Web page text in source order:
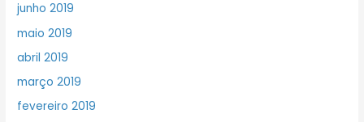
junho 2019
maio 2019
abril 2019
março 2019
fevereiro 2019